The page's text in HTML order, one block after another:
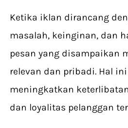
Ketika iklan dirancang
masalah, keinginan, dan
pesan yang disampaikan
relevan dan pribadi. Hal
meningkatkan
dan loyalitas pelanggan